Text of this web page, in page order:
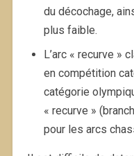
du décochage,
plus faible.
L’arc « recurve »
en compétition
catégorie
« recurve »
pour les arcs